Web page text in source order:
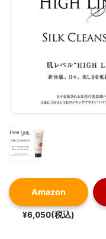
Amazon
¥6,050(税込)